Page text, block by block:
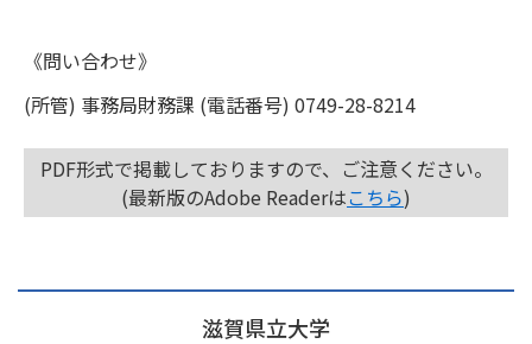
滋賀県立大学
《問い合わせ》
(所管) 事務局財務課 (電話番号) 0749-28-8214
PDF形式で掲載しておりますので、ご注意ください。
(最新版のAdobe Readerはこちら)